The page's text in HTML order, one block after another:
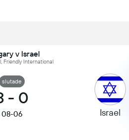
v Israel
Friendly International
slutade
- 0
08-06 Israel